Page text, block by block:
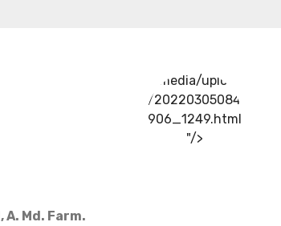
../media/upload
/20220305084
906_1249.html
"/>
A. Md. Farm.